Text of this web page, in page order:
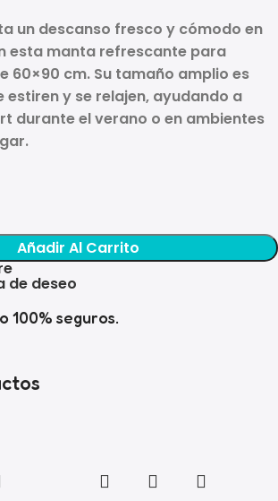
un descanso fresco y cómodo en
esta manta refrescante para
60×90 cm. Su tamaño amplio es
estiren y se relajen, ayudando a
durante el verano o en ambientes
Añadir Al Carrito
de deseo
100% seguros.